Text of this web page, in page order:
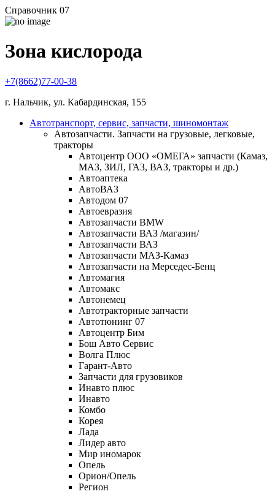
Справочник 07
Зона кислорода
+7(8662)77-00-38
г. Нальчик, ул. Кабардинская, 155
Автотранспорт, сервис, запчасти, шиномонтаж
Автозапчасти. Запчасти на грузовые, легковые,
тракторы
Автоцентр ООО «ОМЕГА» запчасти (Камаз,
МАЗ, ЗИЛ, ГАЗ, ВАЗ, тракторы и др.)
Автоаптека
АвтоВАЗ
Автодом 07
Автоевразия
Автозапчасти BMW
Автозапчасти ВАЗ /магазин/
Автозапчасти ВАЗ
Автозапчасти МАЗ-Камаз
Автозапчасти на Мерседес-Бенц
Автомагия
Автомакс
Автонемец
Автотракторные запчасти
Автотюнинг 07
Автоцентр Бим
Бош Авто Сервис
Волга Плюс
Гарант-Авто
Запчасти для грузовиков
Инавто плюс
Инавто
Комбо
Корея
Лада
Лидер авто
Мир иномарок
Опель
Орион/Опель
Регион